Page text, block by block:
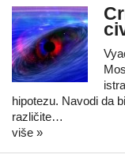
hipotezu. Navodi da
različite…
više »